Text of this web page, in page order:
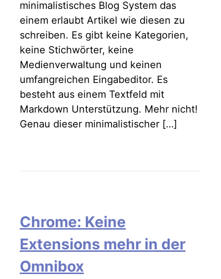
minimalistisches Blog System das
einem erlaubt Artikel wie diesen zu
schreiben. Es gibt keine Kategorien,
keine Stichwörter, keine
Medienverwaltung und keinen
umfangreichen Eingabeditor. Es
besteht aus einem Textfeld mit
Markdown Unterstützung. Mehr nicht!
Genau dieser minimalistischer […]
Chrome: Keine
Extensions mehr in der
Omnibox